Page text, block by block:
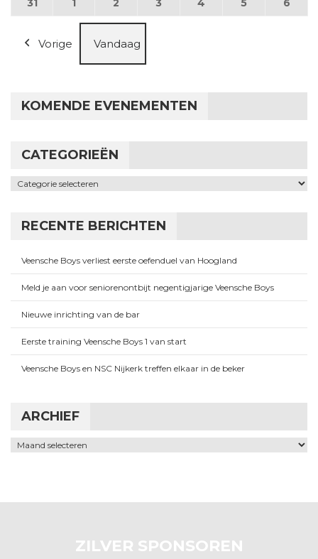
3131 augustus 2026
1 1 september 2026
2 2 september 2026
3 3 september 2026
4 4 september 2026
5 5 6
Vorige Vandaag
KOMENDE EVENEMENTEN
CATEGORIEËN
Categorieën
RECENTE BERICHTEN
Veensche Boys verliest eerste oefenduel van Hoogland
Meld je aan voor seniorenontbijt negentigjarige Veensche Boys
Nieuwe inrichting van de bar
Eerste training Veensche Boys 1 van start
Veensche Boys en NSC Nijkerk treffen elkaar in de beker
ARCHIEF
Archief
ZILVER SPONSOREN